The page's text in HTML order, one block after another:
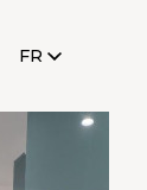
FR